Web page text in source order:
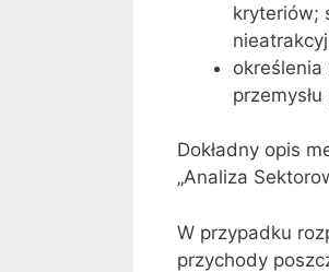
kryteriów;
Dokładny opis
„Analiza
W przypadku
przychody